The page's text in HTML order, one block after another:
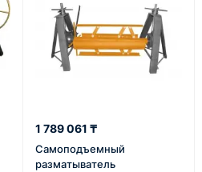
1 789 061 ₸
Самоподъемный
разматыватель